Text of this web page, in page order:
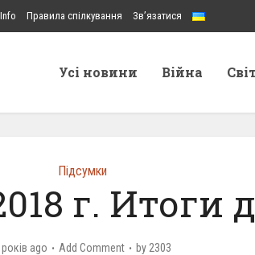
Правила спілкування Зв’язатися
Усі новини Війна
Підсумки
г. Итоги
років ago Add Comment by 2303